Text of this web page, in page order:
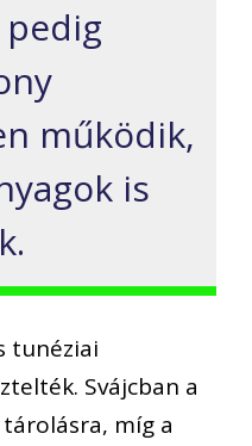
működik,
is
tunéziai
Svájcban a
míg a